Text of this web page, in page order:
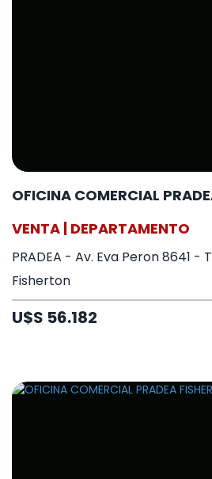
OFICINA COMERCIAL
VENTA | DEPARTAMENTO
PRADEA - Av. Eva Peron 8641 -
Fisherton
U$S 56.182